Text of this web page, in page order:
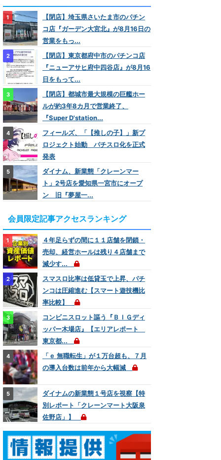
【閉店】埼玉県さいたま市のパチン
コ店『ガーデン大宮北』が8月16日の
営業をもっ...
【閉店】東京都府中市のパチンコ店
『ニューアサヒ府中四谷店』が8月16
日をもって...
【閉店】都城市最大規模の巨艦ホー
ルが約3年8カ月で営業終了、
『Super D'station...
フィールズ、「【推しの子】」新プ
ロジェクト始動 パチスロ化を正式
発表
ダイナム、新業態「クレーンマー
ト」2号店を愛知県一宮市にオープ
ン 旧『夢屋一...
会員限定記事アクセスランキング
４年足らずの間に１１店舗を閉鎖・
売却、経営ホールは残り４店舗まで
減少す...
スマスロ比率は低貸玉で上昇、パチ
ンコは圧縮進む【スマート遊技機比
率比較】
コンビニスロット謳う『ＢＩＧディ
ッパー木場店』【エリアレポート
東京都...
「ｅ 無職転生」が１万台超も、７月
の導入台数は前年から大幅減
ダイナムの新業態１号店を視察【特
別レポート「クレーンマート大阪泉
佐野店」】